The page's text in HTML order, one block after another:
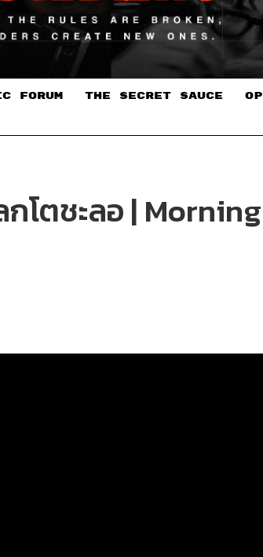
FORUM THE SECRET SAUCE​
โตชะลอ |